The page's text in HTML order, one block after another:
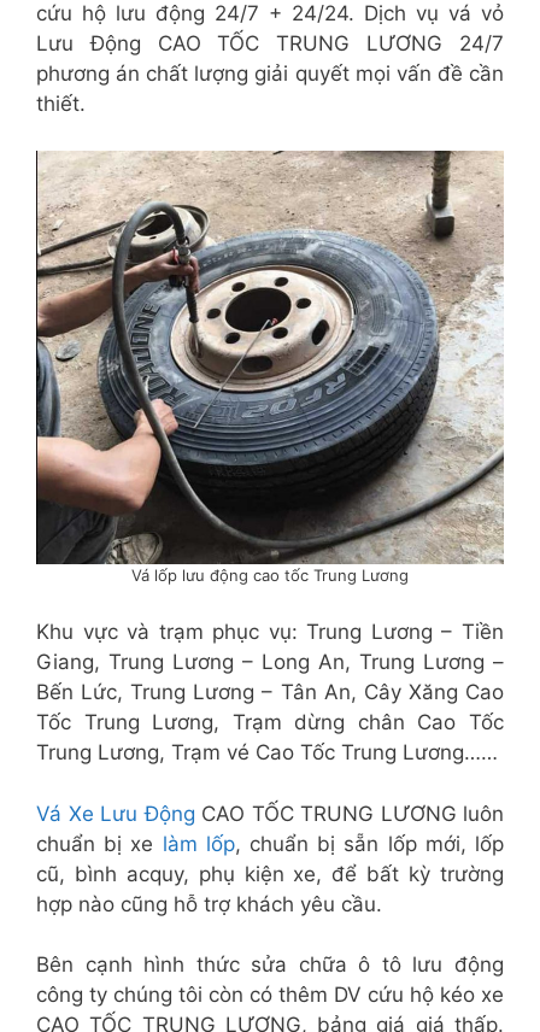
cứu hộ lưu động 24/7 + 24/24. Dịch vụ vá vỏ
Lưu Động CAO TỐC TRUNG LƯƠNG 24/7
phương án chất lượng giải quyết mọi vấn đề cần
thiết.
Vá lốp lưu động cao tốc Trung Lương
Khu vực và trạm phục vụ: Trung Lương – Tiền
Giang, Trung Lương – Long An, Trung Lương –
Bến Lức, Trung Lương – Tân An, Cây Xăng Cao
Tốc Trung Lương, Trạm dừng chân Cao Tốc
Trung Lương, Trạm vé Cao Tốc Trung Lương……
Vá Xe Lưu Động CAO TỐC TRUNG LƯƠNG luôn
chuẩn bị xe làm lốp, chuẩn bị sẵn lốp mới, lốp
cũ, bình acquy, phụ kiện xe, để bất kỳ trường
hợp nào cũng hỗ trợ khách yêu cầu.
Bên cạnh hình thức sửa chữa ô tô lưu động
công ty chúng tôi còn có thêm DV cứu hộ kéo xe
CAO TỐC TRUNG LƯƠNG, bảng giá giá thấp.